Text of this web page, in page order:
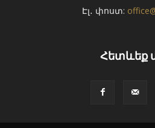
Էլ․ փոստ:
Հետևեք